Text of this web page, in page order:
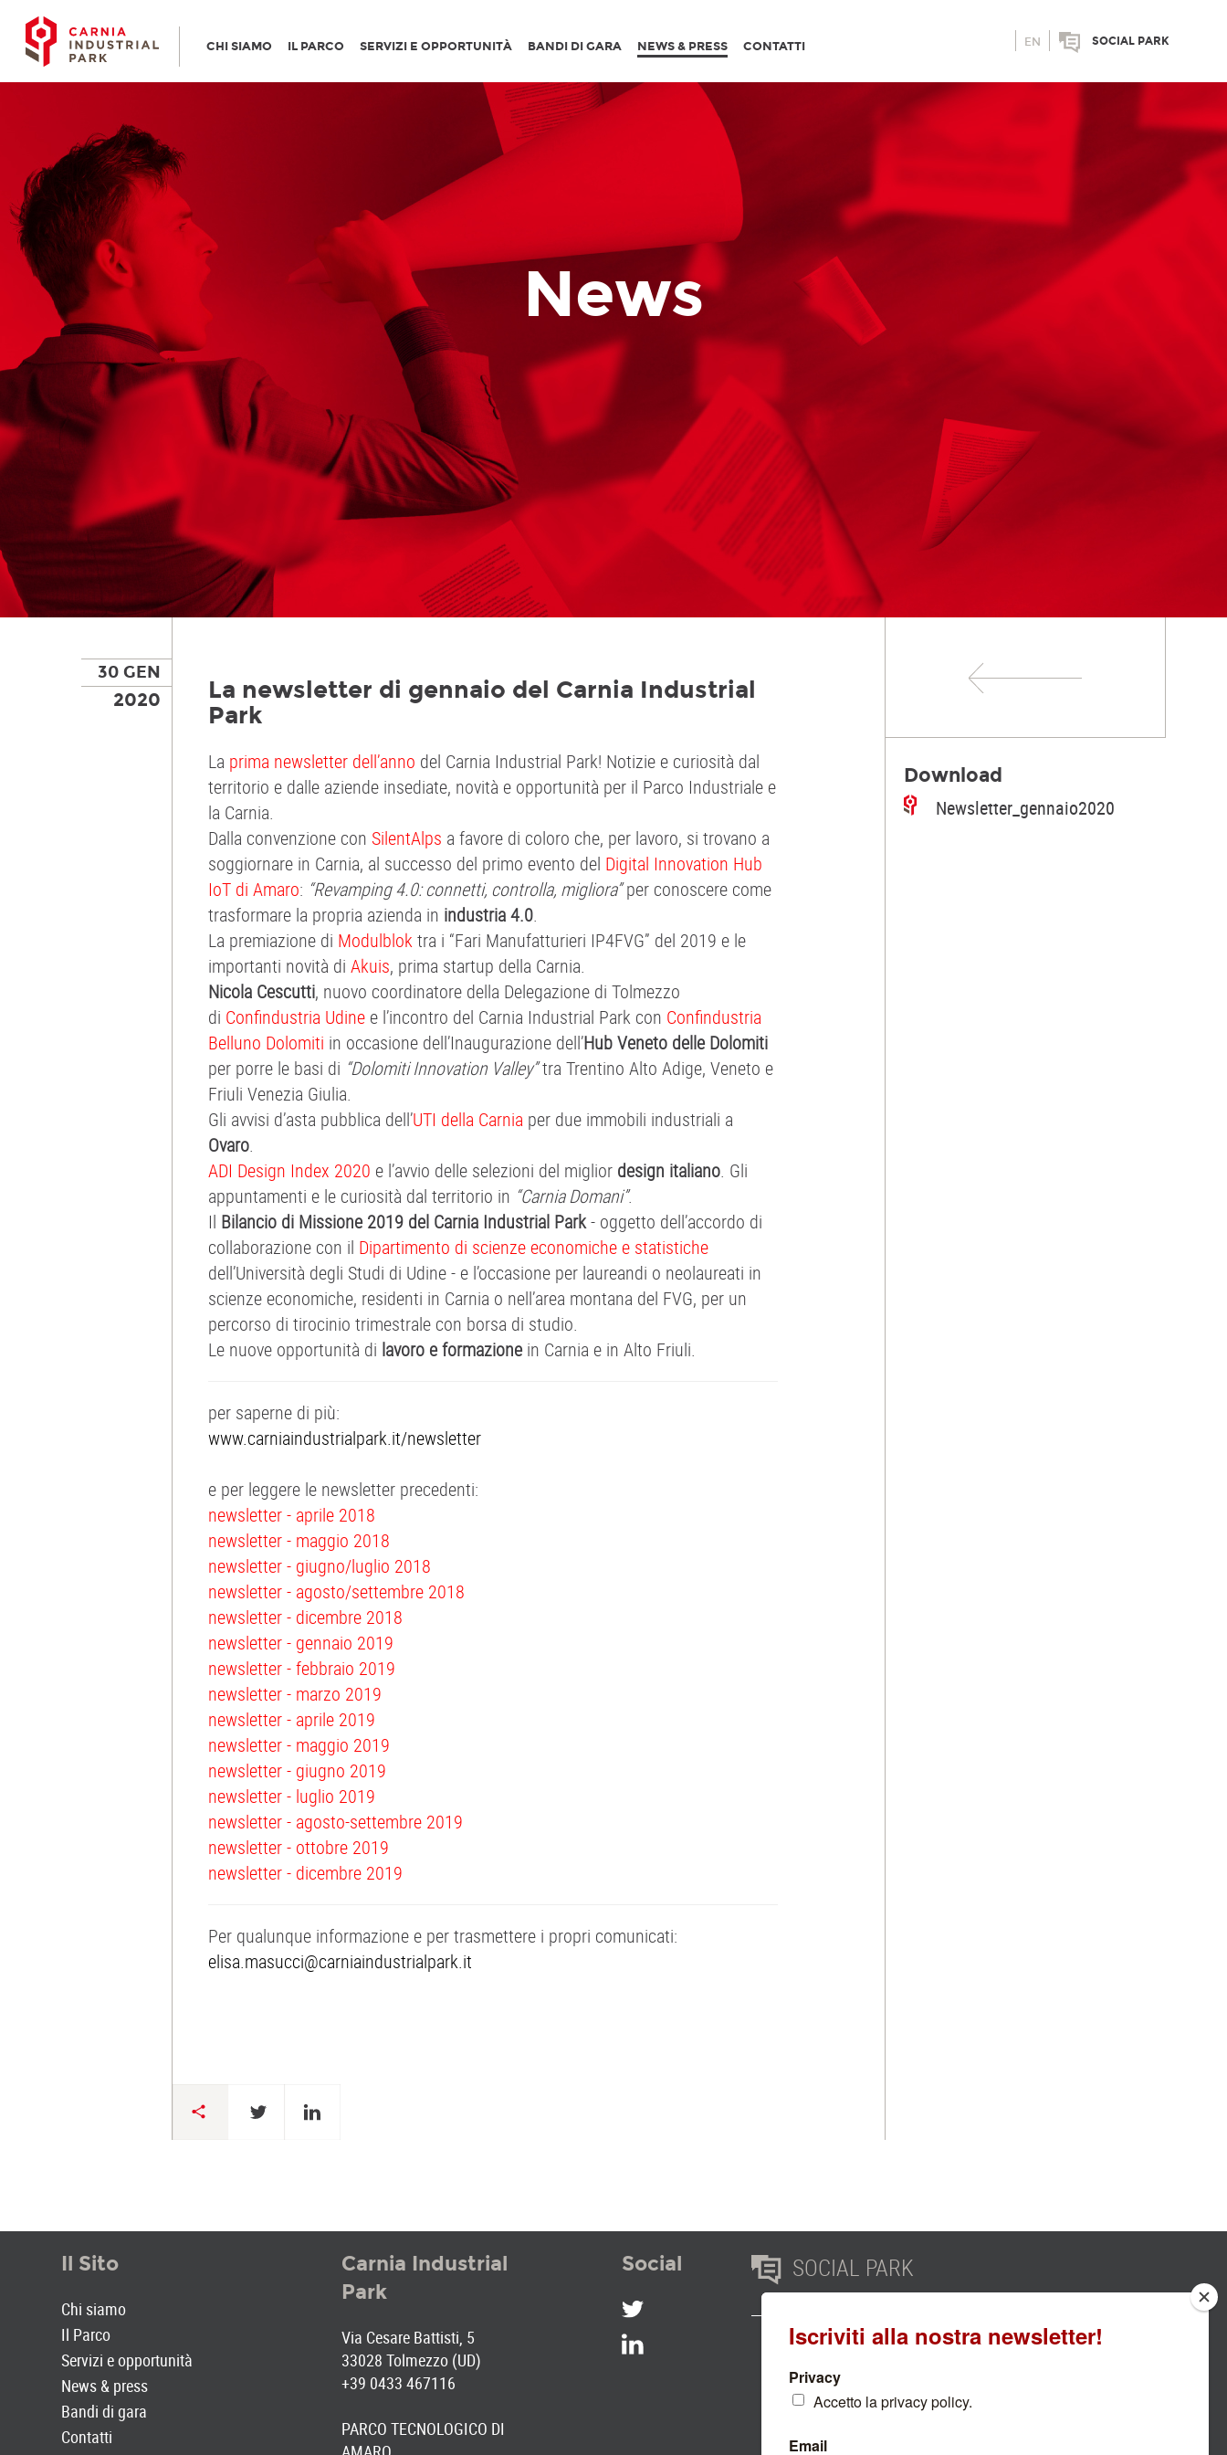
SOCIAL PARK
EN
CHI SIAMO IL PARCO SERVIZI E OPPORTUNITÀ BANDI DI GARA NEWS & PRESS CONTATTI
News
Download
Newsletter_gennaio2020
30 GEN
2020
La newsletter di gennaio del Carnia Industrial
Park
La prima newsletter dell’anno del Carnia Industrial Park! Notizie e curiosità dal
territorio e dalle aziende insediate, novità e opportunità per il Parco Industriale e
la Carnia.
Dalla convenzione con SilentAlps a favore di coloro che, per lavoro, si trovano a
soggiornare in Carnia, al successo del primo evento del Digital Innovation Hub
IoT di Amaro: “Revamping 4.0: connetti, controlla, migliora”per conoscere come
trasformare la propria azienda in industria 4.0.
La premiazione di Modulbloktra i “Fari Manufatturieri IP4FVG” del 2019 e le
importanti novità diAkuis, prima startup della Carnia.
Nicola Cescutti, nuovo coordinatore della Delegazione di Tolmezzo
di Confindustria Udine e l’incontro del Carnia Industrial Park con Confindustria
Belluno Dolomiti in occasione dell’Inaugurazione dell’Hub Veneto delle Dolomiti
per porre le basi di “Dolomiti Innovation Valley”tra Trentino Alto Adige, Veneto e
Friuli Venezia Giulia.
Gli avvisi d’asta pubblica dell’UTI della Carnia per due immobili industriali a
Ovaro.
ADI Design Index 2020 e l’avvio delle selezioni del miglior design italiano. Gli
appuntamenti e le curiosità dal territorio in “Carnia Domani”.
Il Bilancio di Missione 2019 del Carnia Industrial Park- oggetto dell’accordo di
collaborazione con il Dipartimento di scienze economiche e statistiche
dell’Università degli Studi di Udine - e l’occasione per laureandi o neolaureati in
scienze economiche, residenti in Carnia o nell’area montana del FVG, per un
percorso di tirocinio trimestrale con borsa di studio.
Le nuove opportunità di lavoro e formazione in Carnia e in Alto Friuli.
per saperne di più:
www.carniaindustrialpark.it/newsletter
e per leggere le newsletter precedenti:
newsletter - aprile 2018
newsletter - maggio 2018
newsletter - giugno/luglio 2018
newsletter - agosto/settembre 2018
newsletter - dicembre 2018
newsletter - gennaio 2019
newsletter - febbraio 2019
newsletter - marzo 2019
newsletter - aprile 2019
newsletter - maggio 2019
newsletter - giugno 2019
newsletter - luglio 2019
newsletter - agosto-settembre 2019
newsletter - ottobre 2019
newsletter - dicembre 2019
Per qualunque informazione e per trasmettere i propri comunicati:
elisa.masucci@carniaindustrialpark.it
Il Sito
Chi siamo
Il Parco
Servizi e opportunità
News & press
Bandi di gara
Contatti
Carnia Industrial
Park
Via Cesare Battisti, 5
33028 Tolmezzo (UD)
+39 0433 467116
PARCO TECNOLOGICO DI
Social SOCIAL PARK